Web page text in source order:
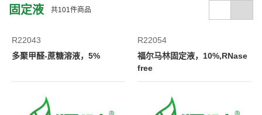
固定液 共101 件商品
R22043
多聚甲醛-蔗糖溶液，5%
R22054
福尔马林固定液，10%,RNase
free